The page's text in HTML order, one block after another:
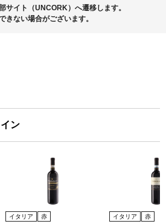
イト（UNCORK）へ遷移します。
きない場合がございます。
ン
イタリア 赤 イタリア 赤